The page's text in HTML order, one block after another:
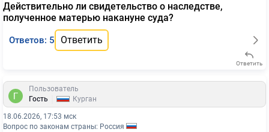
Действительно ли свидетельство о наследстве,
полученное матерью накануне суда?
Ответов: 5 Ответить
Ответить
Пользователь
Гость
Курган
18.06.2026, 17:53 мск
Вопрос по законам страны: Россия